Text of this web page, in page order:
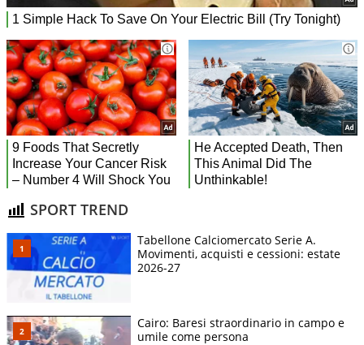
SPORT TREND
Tabellone Calciomercato Serie A.
Movimenti, acquisti e cessioni: estate
2026-27
Cairo: Baresi straordinario in campo e
umile come persona